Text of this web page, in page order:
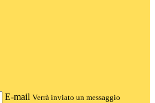
E-mail Verrà inviato un messaggio